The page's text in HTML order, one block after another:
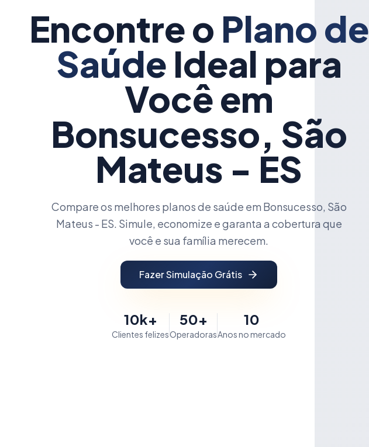
Encontre o Plano de
Saúde Ideal para
Vocêem
Bonsucesso, São
Mateus - ES
Compare os melhores planos de saúde em Bonsucesso, São
Mateus - ES. Simule, economize e garanta a cobertura que
você e sua família merecem.
Fazer Simulação Grátis
10k+
Clientes felizes
50+
Operadoras
10
Anos no mercado